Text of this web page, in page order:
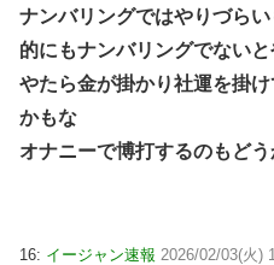
ナンバリングではやりづら
的にもナンバリングでない
やたら金が掛かり社運を掛
かもな
オナニーで博打するのもど
16: イージャン速報 2026/02/03(火)